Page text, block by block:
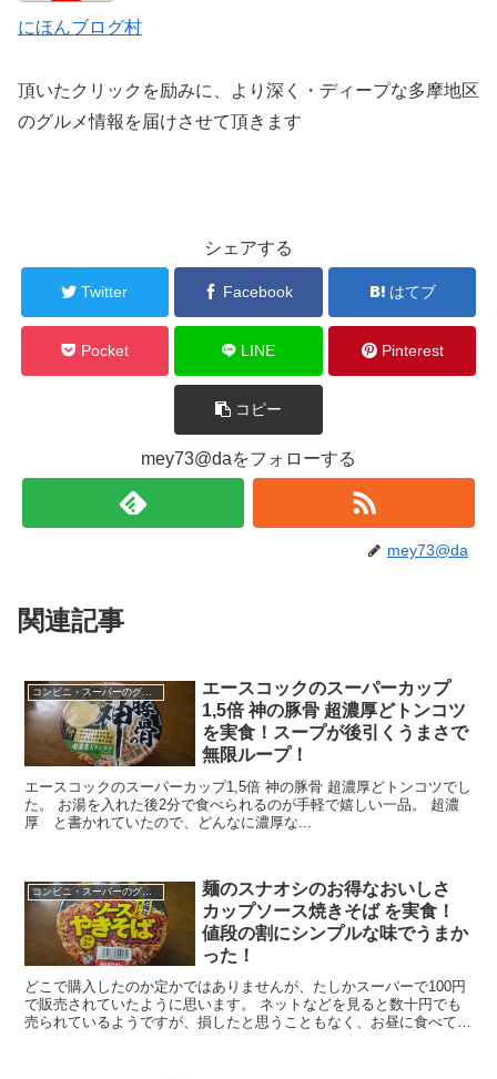
にほんブログ村
頂いたクリックを励みに、より深く・ディープな多摩地区
のグルメ情報を届けさせて頂きます
シェアする
Twitter Facebook はてブ
Pocket LINE Pinterest
コピー
mey73@daをフォローする
mey73@da
関連記事
コンビニ・スーパーのグルメ
エースコックのスーパーカップ
1,5倍 神の豚骨 超濃厚どトンコツ
を実食！スープが後引くうまさで
無限ループ！
エースコックのスーパーカップ1,5倍 神の豚骨 超濃厚どトンコツでし
た。 お湯を入れた後2分で食べられるのが手軽で嬉しい一品。 超濃
厚 と書かれていたので、どんなに濃厚な...
コンビニ・スーパーのグルメ
麺のスナオシのお得なおいしさ
カップソース焼きそば を実食！
値段の割にシンプルな味でうまか
った！
どこで購入したのか定かではありませんが、たしかスーパーで100円
で販売されていたように思います。 ネットなどを見ると数十円でも
売られているようですが、損したと思うこともなく、お昼に食べてみ